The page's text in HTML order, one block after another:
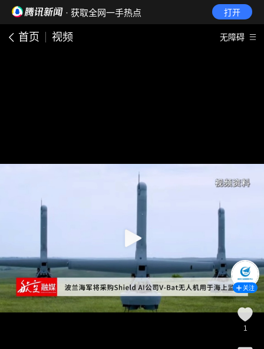
· 获取全网一手热点 打开
首页 视频 无障碍
关注
1